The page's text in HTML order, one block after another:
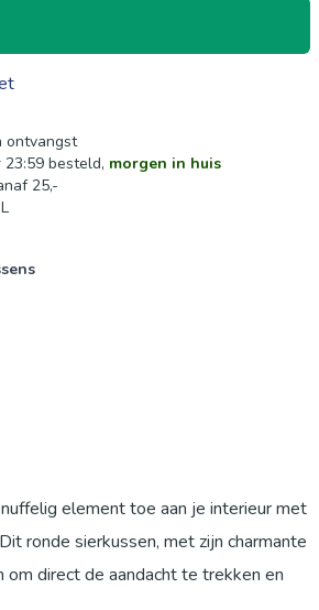
ontvangst
besteld, morgen in huis
25,-
element toe aan je interieur met
ronde sierkussen, met zijn charmante
om direct de aandacht te trekken en